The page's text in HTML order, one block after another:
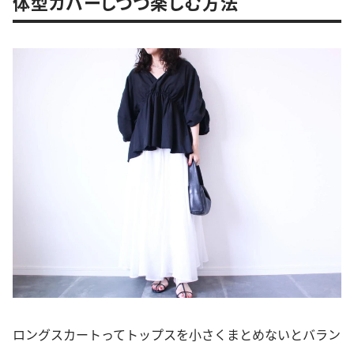
ロングスカートってトップスを小さくまとめないとバラン